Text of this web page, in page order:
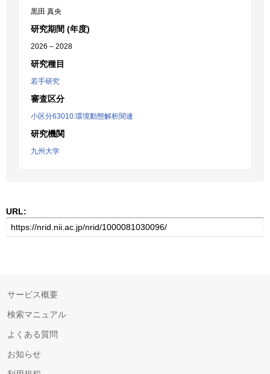
黒田 真央
研究期間 (年度)
2026 – 2028
研究種目
若手研究
審査区分
小区分63010:環境動態解析関連
研究機関
九州大学
URL:
サービス概要
検索マニュアル
よくある質問
お知らせ